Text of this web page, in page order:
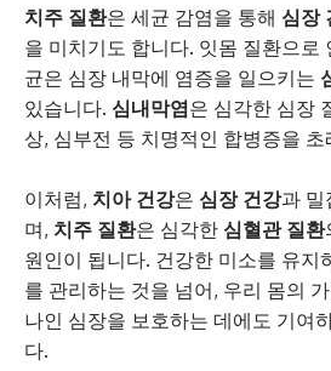
치주 질환은 세균 감염을 통해 심장
을 미치기도 합니다. 잇몸 질환으로
균은 심장 내막에 염증을 일으키는
있습니다. 심내막염은 심각한 심장
상, 심부전 등 치명적인 합병증을
이처럼, 치아 건강은 심장 건강과 밀
며, 치주 질환은 심각한 심혈관 질환
원인이 됩니다. 건강한 미소를 유지
를 관리하는 것을 넘어, 우리 몸의
나인 심장을 보호하는 데에도 기여
다.